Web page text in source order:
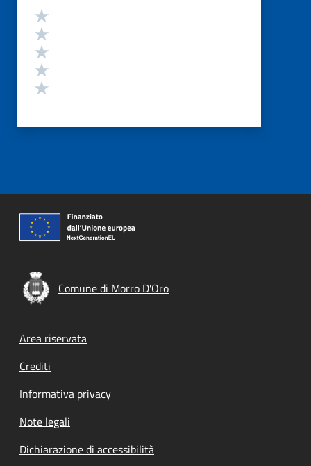
Valutazione
Comune di Morro D'Oro
Footer menu
Area riservata
Crediti
Informativa privacy
Note legali
Dichiarazione di accessibilità